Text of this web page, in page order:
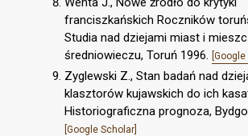
franciszkańskich Roczników
Studia nad dziejami miast i
średniowieczu, Toruń 1996.
Zyglewski Z., Stan badań nad
klasztorów kujawskich do ich
Historiograficzna prognoza,
[Google Scholar]